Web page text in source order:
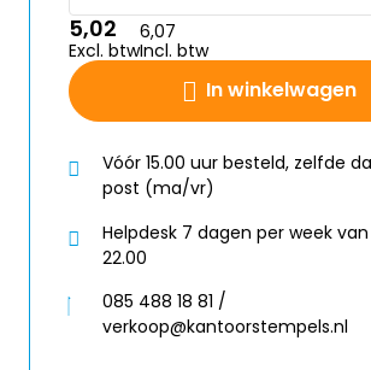
In winkelwagen
5,02
Excl. btw
6,07
Incl. btw
Vóór 15.00 uur besteld, zelfde
post (ma/vr)
Helpdesk 7 dagen per week
22.00
085 488 18 81 /
verkoop@kantoorstempels.nl